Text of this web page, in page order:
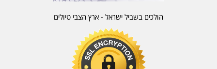
הולכים בשביל ישראל - ארץ הצבי טיולים